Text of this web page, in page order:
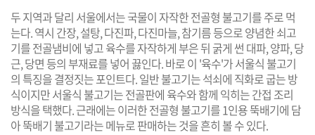
두 지역과 달리 서울에서는 국물이 자작한 전골형 불고기를 주로 먹
는다. 역시 간장, 설탕, 다진파, 다진마늘, 참기름 등으로 양념한 쇠고
기를 전골냄비에 넣고 육수를 자작하게 부은 뒤 굵게 썬 대파, 양파, 당
근, 당면 등의 부재료를 넣어 끓인다. 바로 이 '육수'가 서울식 불고기
의 특징을 결정짓는 포인트다. 일반 불고기는 석쇠에 직화로 굽는 방
식이지만 서울식 불고기는 전골판에 육수와 함께 익히는 간접 조리
방식을 택했다. 근래에는 이러한 전골형 불고기를 1인용 뚝배기에 담
아 뚝배기 불고기라는 메뉴로 판매하는 것을 흔히 볼 수 있다.